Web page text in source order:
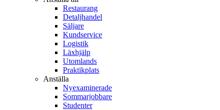
Restaurang
Detaljhandel
Säljare
Kundservice
Logistik
Läxhjälp
Utomlands
Praktikplats
Anställa
Nyexaminerade
Sommarjobbare
Studenter